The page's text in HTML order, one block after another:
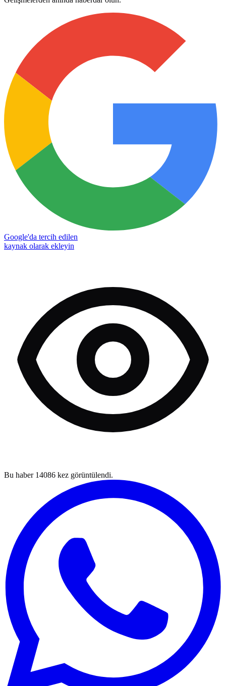
Google'da tercih edilen
kaynak olarak ekleyin
Bu haber 14086 kez görüntülendi.